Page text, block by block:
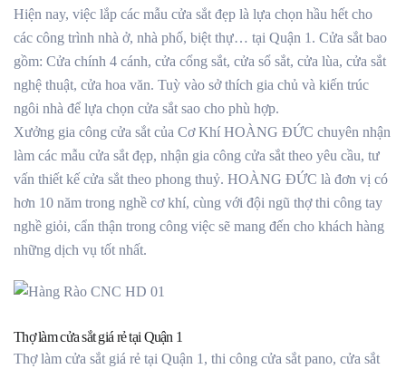
Hiện nay, việc lắp các mẫu cửa sắt đẹp là lựa chọn hầu hết cho
các công trình nhà ở, nhà phố, biệt thự… tại Quận 1. Cửa sắt bao
gồm: Cửa chính 4 cánh, cửa cổng sắt, cửa sổ sắt, cửa lùa, cửa sắt
nghệ thuật, cửa hoa văn. Tuỳ vào sở thích gia chủ và kiến trúc
ngôi nhà để lựa chọn cửa sắt sao cho phù hợp.
Xưởng gia công cửa sắt của Cơ Khí HOÀNG ĐỨC chuyên nhận
làm các mẫu cửa sắt đẹp, nhận gia công cửa sắt theo yêu cầu, tư
vấn thiết kế cửa sắt theo phong thuỷ. HOÀNG ĐỨC là đơn vị có
hơn 10 năm trong nghề cơ khí, cùng với đội ngũ thợ thi công tay
nghề giỏi, cẩn thận trong công việc sẽ mang đến cho khách hàng
những dịch vụ tốt nhất.
Thợ làm cửa sắt giá rẻ tại Quận 1
Thợ làm cửa sắt giá rẻ tại Quận 1, thi công cửa sắt pano, cửa sắt